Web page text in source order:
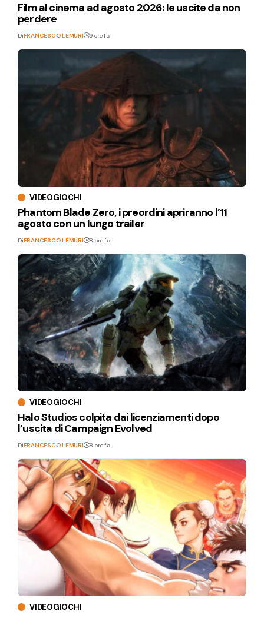
Film al cinema ad agosto 2026: le uscite da non
perdere
DiFRANCESCO LEMURI 9 ore fa
VIDEOGIOCHI
Phantom Blade Zero, i preordini apriranno l’11
agosto con un lungo trailer
DiFRANCESCO LEMURI 8 ore fa
VIDEOGIOCHI
Halo Studios colpita dai licenziamenti dopo
l’uscita di Campaign Evolved
DiFRANCESCO LEMURI 8 ore fa
VIDEOGIOCHI